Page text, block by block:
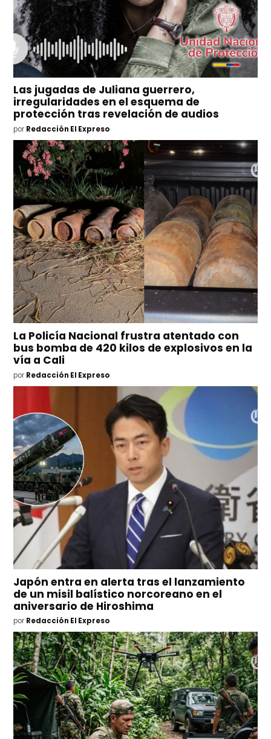
Las jugadas de Juliana guerrero,
irregularidades en el esquema de
protección tras revelación de audios
por Redacción El Expreso
La Policía Nacional frustra atentado con
bus bomba de 420 kilos de explosivos en la
vía a Cali
por Redacción El Expreso
Japón entra en alerta tras el lanzamiento
de un misil balístico norcoreano en el
aniversario de Hiroshima
por Redacción El Expreso